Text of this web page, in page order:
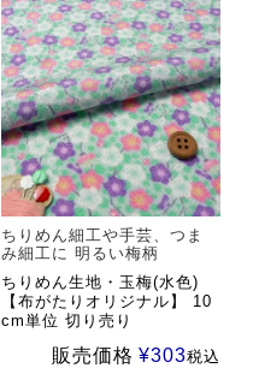
ちりめん細工や手芸、つま
み細工に 明るい梅柄
ちりめん生地・玉梅(水色)
【布がたりオリジナル】 10
cm単位 切り売り
販売価格 ¥303税込